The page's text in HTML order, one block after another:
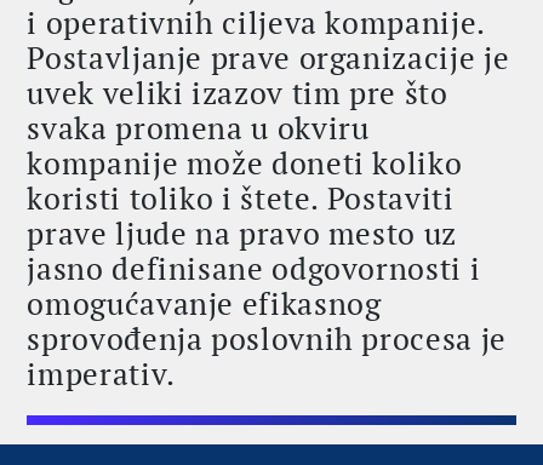
i operativnih ciljeva kompanije.
Postavljanje prave organizacije je
uvek veliki izazov tim pre što
svaka promena u okviru
kompanije može doneti koliko
koristi toliko i štete. Postaviti
prave ljude na pravo mesto uz
jasno definisane odgovornosti i
omogućavanje efikasnog
sprovođenja poslovnih procesa je
imperativ.